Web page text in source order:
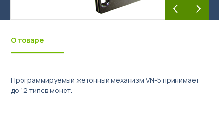
Бизнес под ключ
О товаре
Программируемый жетонный механизм VN-5 принимает
до 12 типов монет.